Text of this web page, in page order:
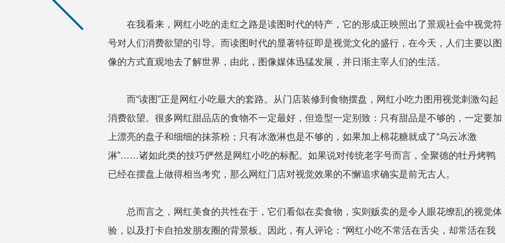
在我看来，网红小吃的走红之路是读图时代的特产，它的形成正映照出了景观社会中视觉符
号对人们消费欲望的引导。而读图时代的显著特征即是视觉文化的盛行，在今天，人们主要以图
像的方式直观地去了解世界，由此，图像媒体迅猛发展，并日渐主宰人们的生活。
而“读图”正是网红小吃最大的套路。从门店装修到食物摆盘，网红小吃力图用视觉刺激勾起
消费欲望。很多网红甜品店的食物不一定最好，但造型一定别致：只有甜品是不够的，一定要加
上漂亮的盘子和细细的抹茶粉；只有冰激淋也是不够的，如果加上棉花糖就成了“乌云冰激
淋”……诸如此类的技巧俨然是网红小吃的标配。如果说对传统老字号而言，全聚德的牡丹烤鸭
已经在摆盘上做得相当考究，那么网红门店对视觉效果的不懈追求确实是前无古人。
总而言之，网红美食的共性在于，它们看似在卖食物，实则贩卖的是令人眼花缭乱的视觉体
验，以及打卡自拍发朋友圈的背景板。因此，有人评论：“网红小吃不常活在舌尖，却常活在我